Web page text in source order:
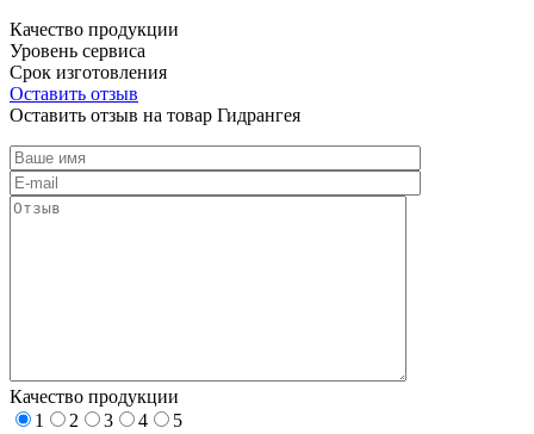
Качество продукции
Уровень сервиса
Срок изготовления
Оставить отзыв
Оставить отзыв на товар Гидрангея
Качество продукции
1
2 3 4
5